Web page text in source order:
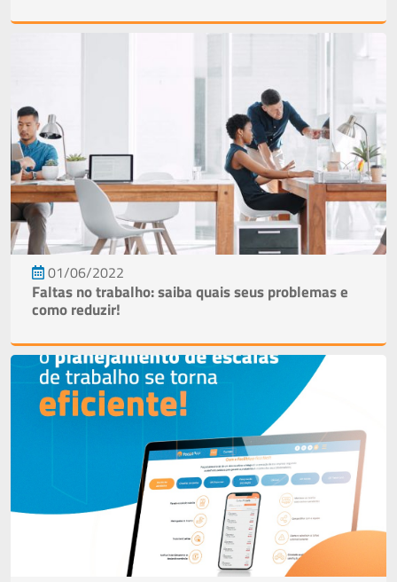
01/06/2022
Faltas no trabalho: saiba quais seus problemas e
como reduzir!